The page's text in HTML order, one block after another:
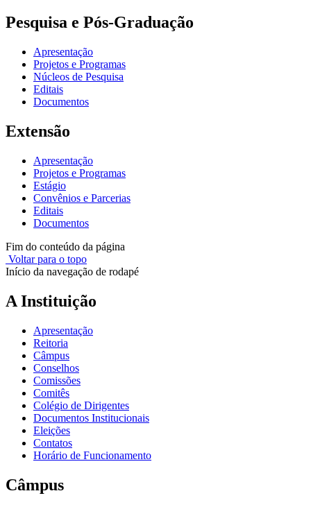
Pesquisa e Pós-Graduação
Apresentação
Projetos e Programas
Núcleos de Pesquisa
Editais
Documentos
Extensão
Apresentação
Projetos e Programas
Estágio
Convênios e Parcerias
Editais
Documentos
Fim do conteúdo da página
Voltar para o topo
Início da navegação de rodapé
A Instituição
Apresentação
Reitoria
Câmpus
Conselhos
Comissões
Comitês
Colégio de Dirigentes
Documentos Institucionais
Eleições
Contatos
Horário de Funcionamento
Câmpus